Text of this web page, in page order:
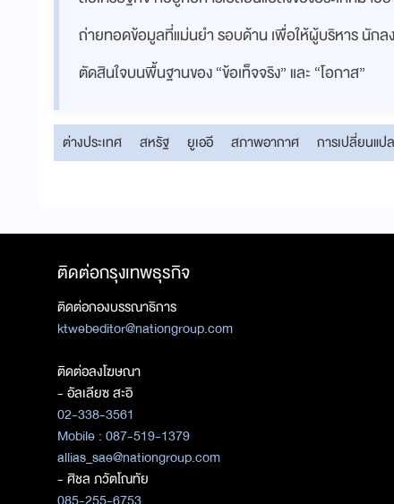
ถ่ายทอดข้อมูลที่แม่นยำ รอบด้าน เพื่อให้ผู้บริหาร นัก
ตัดสินใจบนพื้นฐานของ “ข้อเท็จจริง” และ “โอกาส”
ต่างประเทศ สหรัฐ ยูเออี สภาพอากาศ การเปลี่ยนแ
ติดต่อกรุงเทพธุรกิจ
ติดต่อกองบรรณาธิการ
ktwebeditor@nationgroup.com
ติดต่อลงโฆษณา
- อัลเลียซ สะอิ
02-338-3561
Mobile : 087-519-1379
allias_sae@nationgroup.com
- ศิชล ภวัตโณทัย